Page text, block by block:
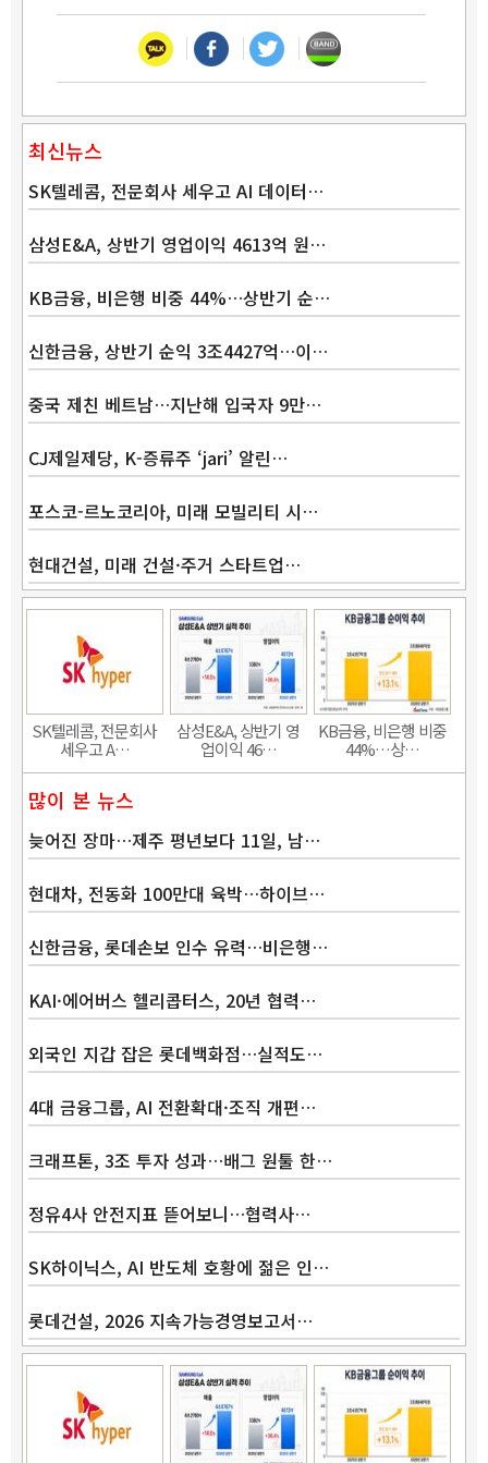
최신뉴스
SK텔레콤, 전문회사 세우고 AI 데이터…
삼성E&A, 상반기 영업이익 4613억 원…
KB금융, 비은행 비중 44%…상반기 순…
신한금융, 상반기 순익 3조4427억…이…
중국 제친 베트남…지난해 입국자 9만…
CJ제일제당, K-증류주 ‘jari’ 알린…
포스코-르노코리아, 미래 모빌리티 시…
현대건설, 미래 건설·주거 스타트업…
SK텔레콤, 전문회사
세우고 A…
삼성E&A, 상반기 영
업이익 46…
KB금융, 비은행 비중
44%…상…
많이 본 뉴스
늦어진 장마…제주 평년보다 11일, 남…
현대차, 전동화 100만대 육박…하이브…
신한금융, 롯데손보 인수 유력…비은행…
KAI·에어버스 헬리콥터스, 20년 협력…
외국인 지갑 잡은 롯데백화점…실적도…
4대 금융그룹, AI 전환확대·조직 개편…
크래프톤, 3조 투자 성과…배그 원툴 한…
정유4사 안전지표 뜯어보니…협력사…
SK하이닉스, AI 반도체 호황에 젊은 인…
롯데건설, 2026 지속가능경영보고서…